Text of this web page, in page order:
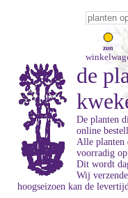
zon
de
De planten
online
Alle planten
voorradig
Dit wordt
Wij
hoogseizoen kan de